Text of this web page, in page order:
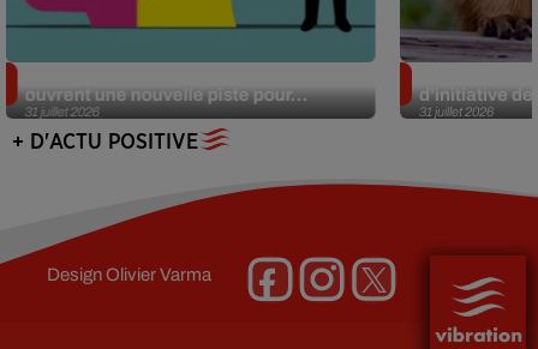
31 juillet 2026
ouvrent une nouvelle piste pour...
31 juillet 2026
d’initiative
+ D'ACTU POSITIVE
DesignOlivier Varma